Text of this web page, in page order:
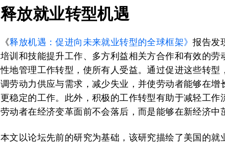
释放就业转型机遇
《释放机遇：促进向未来就业转型的全球框架》报告发
培训和技能提升工作、多方利益相关方合作和有效的劳
性地管理工作转型，使所有人受益。通过促进这些转型
调劳动力供应与需求，减少失业，并使劳动者能够在增
更稳定的工作。此外，积极的工作转型有助于减轻工作
劳动者在经济变革面前不会落后，而是能够在新经济中
本文以论坛先前的研究为基础，该研究描绘了美国的就